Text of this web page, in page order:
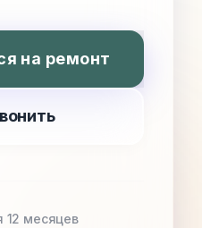
на ремонт
12 месяцев